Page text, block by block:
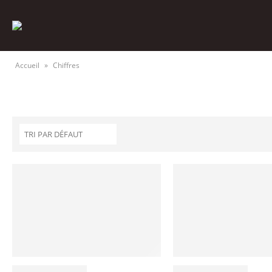
Accueil » Chiffres